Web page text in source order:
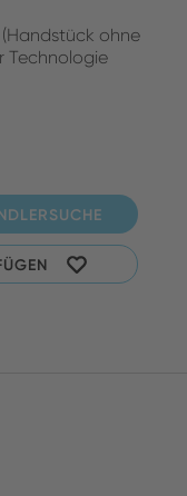
ohne
Technologie